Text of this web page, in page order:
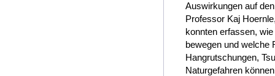
Auswirkungen auf
Professor Kaj
konnten erfassen,
bewegen und welche
Hangrutschungen,
Naturgefahren